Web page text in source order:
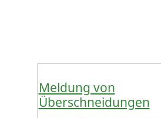
Meldung von
Überschneidungen